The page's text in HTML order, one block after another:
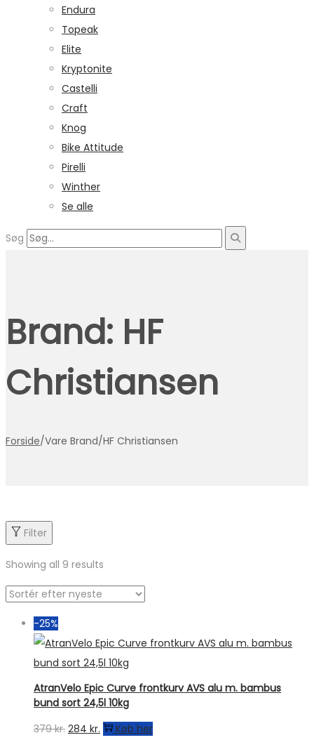
Endura
Topeak
Elite
Kryptonite
Castelli
Craft
Knog
Bike Attitude
Pirelli
Winther
Se alle
Søg
Brand: HF
Christiansen
Forside/Vare Brand/HF Christiansen
Filter
Showing all 9 results
-25%
AtranVelo Epic Curve frontkurv AVS alu m. bambus
bund sort 24,5l 10kg
379kr. Den
284 kr. DenKøb her